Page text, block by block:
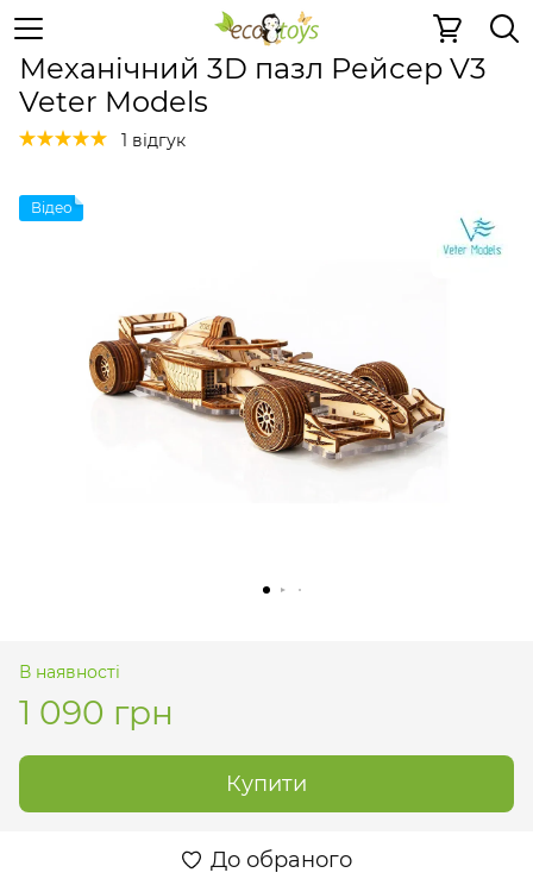
Дерев'яні конструктори Механічні 3D пазли
Механічний 3D пазл Рейсер V3
Veter Models
1 відгук
Відео
В наявності
1 090 грн
Купити
До обраного